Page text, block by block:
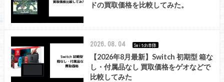
ドの買取価格を比較してみた。
2026.08.04 Switch本体
【2026年8月最新】Switch 初期型 箱な
し・付属品なし 買取価格をゲオなどで
比較してみた